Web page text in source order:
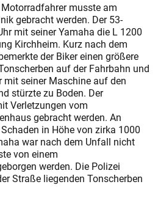
musste am
gebracht werden. Der 53-
mit seiner Yamaha die L 1200
Kirchheim. Kurz nach dem
der Biker einen größere
auf der Fahrbahn und
mit seiner Maschine auf den
stürzte zu Boden. Der
Verletzungen vom
gebracht werden. An
in Höhe von zirka 1000
war nach dem Unfall nicht
von einem
werden. Die Polizei
Straße liegenden Tonscherben